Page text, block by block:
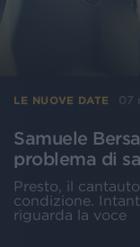
LE NUOVE DATE 07
Samuele
problema di
Presto, il
condizione.
riguarda la voce